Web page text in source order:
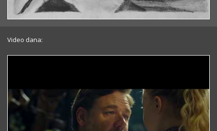
Video dana: